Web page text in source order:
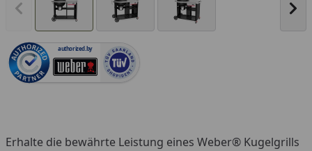
Vorheriges Bild anzeigen
authorized.by
Erhalte die bewährte Leistung eines Weber® Kugelgrills